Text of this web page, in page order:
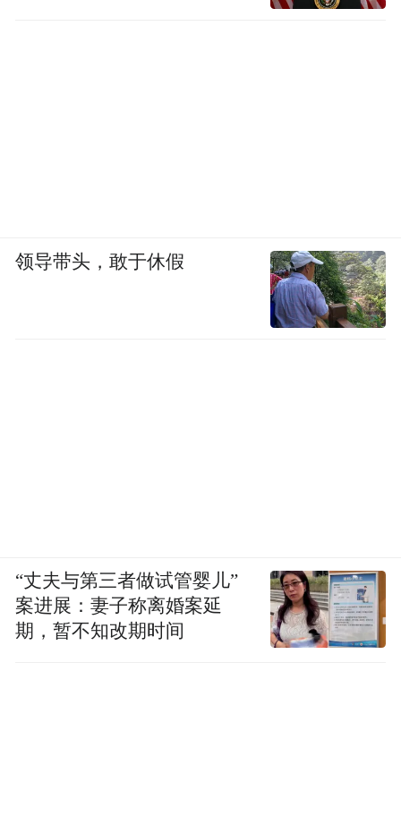
领导带头，敢于休假
“丈夫与第三者做试管婴儿”
案进展：妻子称离婚案延
期，暂不知改期时间